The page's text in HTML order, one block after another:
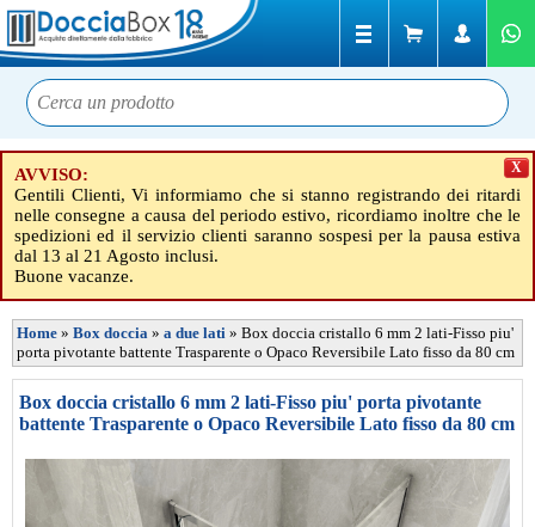
AVVISO:
Gentili Clienti, Vi informiamo che si stanno registrando dei ritardi
nelle consegne a causa del periodo estivo, ricordiamo inoltre che le
spedizioni ed il servizio clienti saranno sospesi per la pausa estiva
dal 13 al 21 Agosto inclusi.
Buone vacanze.
X
Home » Box doccia » a due lati » Box doccia cristallo 6 mm 2 lati-Fisso piu'
porta pivotante battente Trasparente o Opaco Reversibile Lato fisso da 80 cm
Box doccia cristallo 6 mm 2 lati-Fisso piu' porta pivotante
battente Trasparente o Opaco Reversibile Lato fisso da 80 cm